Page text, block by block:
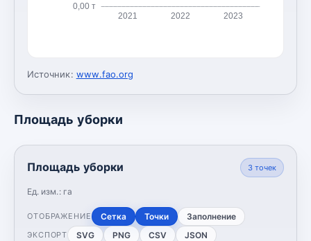
0,00 т
2021 2022 2023
Источник: www.fao.org
Площадь уборки
Площадь уборки
Ед. изм.: га
3точек
ОТОБРАЖЕНИЕ Сетка Точки Заполнение
ЭКСПОРТ SVG PNG CSV JSON